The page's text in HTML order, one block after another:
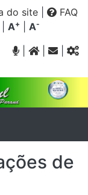
do site
FAQ
A+ A-
|
de